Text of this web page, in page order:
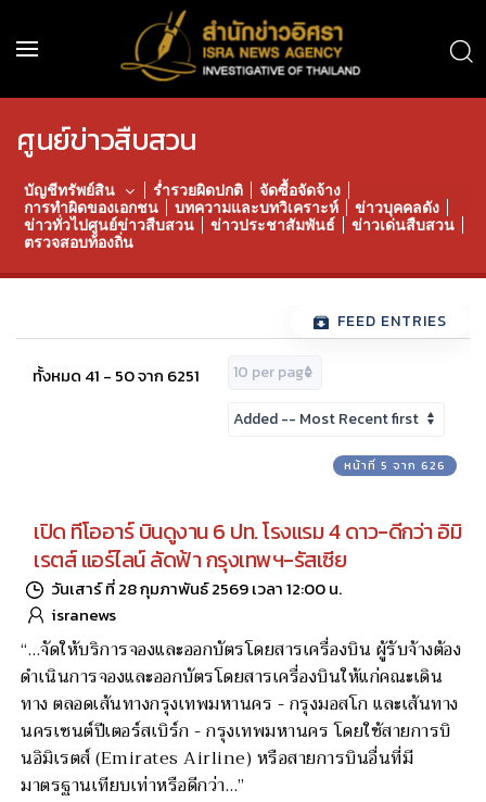
ศูนย์ข่าวสืบสวน
บัญชีทรัพย์สิน ร่ำรวยผิดปกติ
จัดซื้อจัดจ้าง
การทำผิดของเอกชน
บทความและบทวิเคราะห์
ข่าวบุคคลดัง
ข่าวทั่วไปศูนย์ข่าวสืบสวน
ข่าวประชาสัมพันธ์
ข่าวเด่นสืบสวน
ตรวจสอบท้องถิ่น
FEED ENTRIES
ทั้งหมด 41 - 50 จาก 6251
หน้าที่ 5 จาก 626
เปิด ทีโออาร์ บินดูงาน 6 ปท. โรงแรม 4 ดาว-ดีกว่า อิมิ
เรตส์ แอร์ไลน์ ลัดฟ้า กรุงเทพฯ-รัสเซีย
วันเสาร์ ที่ 28 กุมภาพันธ์ 2569 เวลา 12:00 น.
isranews
“…จัดให้บริการจองและออกบัตรโดยสารเครื่องบิน ผู้รับจ้างต้อง
ดำเนินการจองและออกบัตรโดยสารเครื่องบินให้แก่คณะเดิน
ทาง ตลอดเส้นทางกรุงเทพมหานคร - กรุงมอสโก และเส้นทาง
นครเซนต์ปีเตอร์สเบิร์ก - กรุงเทพมหานคร โดยใช้สายการบิ
นอิมิเรตส์ (Emirates Airline) หรือสายการบินอื่นที่มี
มาตรฐานเทียบเท่าหรือดีกว่า…”